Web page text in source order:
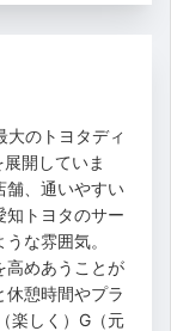
のトヨタディ
開していま
舗、通いやすい
知トヨタのサー
な雰囲気。
高めあうことが
憩時間やプラ
楽しく）G（元